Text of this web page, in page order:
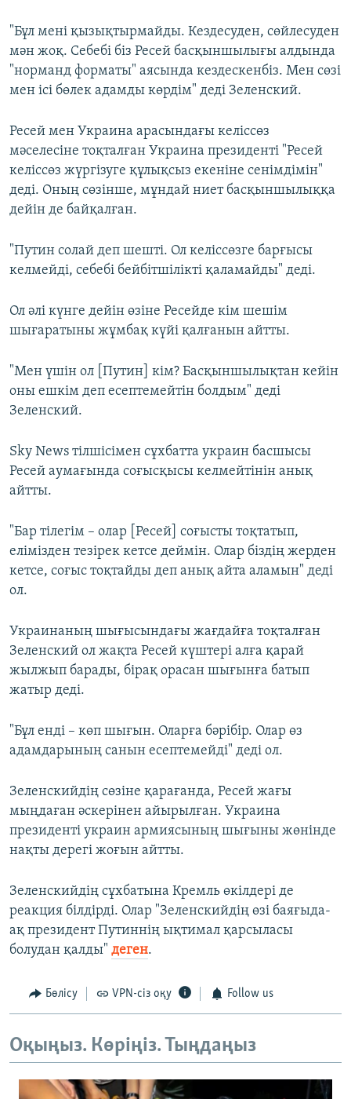
"Бұл мені қызықтырмайды. Кездесуден, сөйлесуден
мән жоқ. Себебі біз Ресей басқыншылығы алдында
"норманд форматы" аясында кездескенбіз. Мен сөзі
мен ісі бөлек адамды көрдім" деді Зеленский.
Ресей мен Украина арасындағы келіссөз
мәселесіне тоқталған Украина президенті "Ресей
келіссөз жүргізуге құлықсыз екеніне сенімдімін"
деді. Оның сөзінше, мұндай ниет басқыншылыққа
дейін де байқалған.
"Путин солай деп шешті. Ол келіссөзге барғысы
келмейді, себебі бейбітшілікті қаламайды" деді.
Ол әлі күнге дейін өзіне Ресейде кім шешім
шығаратыны жұмбақ күйі қалғанын айтты.
"Мен үшін ол [Путин] кім? Басқыншылықтан кейін
оны ешкім деп есептемейтін болдым" деді
Зеленский.
Sky News тілшісімен сұхбатта украин басшысы
Ресей аумағында соғысқысы келмейтінін анық
айтты.
"Бар тілегім – олар [Ресей] соғысты тоқтатып,
елімізден тезірек кетсе деймін. Олар біздің жерден
кетсе, соғыс тоқтайды деп анық айта аламын" деді
ол.
Украинаның шығысындағы жағдайға тоқталған
Зеленский ол жақта Ресей күштері алға қарай
жылжып барады, бірақ орасан шығынға батып
жатыр деді.
"Бұл енді – көп шығын. Оларға бәрібір. Олар өз
адамдарының санын есептемейді" деді ол.
Зеленскийдің сөзіне қарағанда, Ресей жағы
мыңдаған әскерінен айырылған. Украина
президенті украин армиясының шығыны жөнінде
нақты дерегі жоғын айтты.
Зеленскийдің сұхбатына Кремль өкілдері де
реакция білдірді. Олар "Зеленскийдің өзі баяғыда-
ақ президент Путиннің ықтимал қарсыласы
болудан қалды" деген.
Бөлісу VPN-сіз оқу Follow us
Оқыңыз. Көріңіз. Тыңдаңыз